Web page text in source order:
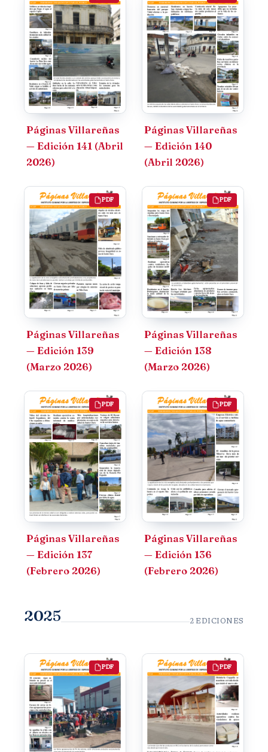
Páginas Villareñas
— Edición 141 (Abril
2026)
Páginas Villareñas
— Edición 140
(Abril 2026)
PDF
Páginas Villareñas
— Edición 139
(Marzo 2026)
PDF
Páginas Villareñas
— Edición 138
(Marzo 2026)
PDF
Páginas Villareñas
— Edición 137
(Febrero 2026)
PDF
Páginas Villareñas
— Edición 136
(Febrero 2026)
2025 2 EDICIONES
PDF PDF